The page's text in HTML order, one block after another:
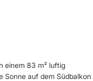
einem 83 m² luftig
Sonne auf dem Südbalkon